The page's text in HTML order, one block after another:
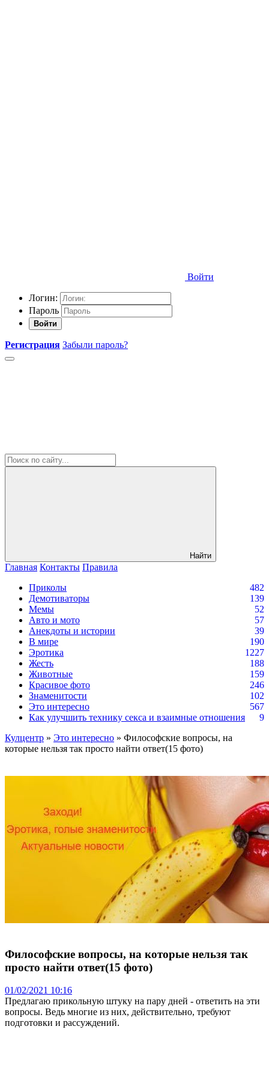
Войти
Логин:
Пароль
Войти
Регистрация Забыли пароль?
Найти
Главная Контакты Правила
Приколы
482
Демотиваторы
139
Мемы
52
Авто и мото
57
Анекдоты и истории
39
В мире
190
Эротика
1227
Жесть
188
Животные
159
Красивое фото
246
Знаменитости
102
Это интересно
567
Как улучшить технику секса и взаимные отношения
9
Кулцентр » Это интересно » Философские вопросы, на
которые нельзя так просто найти ответ(15 фото)
Философские вопросы, на которые нельзя так
просто найти ответ(15 фото)
01/02/2021 10:16
Предлагаю прикольную штуку на пару дней - ответить на эти
вопросы. Ведь многие из них, действительно, требуют
подготовки и рассуждений.